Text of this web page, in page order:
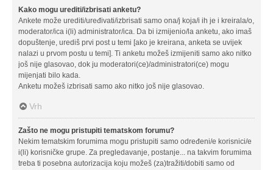
Kako mogu urediti/izbrisati anketu?
Ankete može urediti/uređivati/izbrisati samo ona/j koja/i ih je i kreirala/o,
moderator/ica i(li) administrator/ica. Da bi izmijenio/la anketu, ako imaš
dopuštenje, urediš prvi post u temi [ako je kreirana, anketa se uvijek
nalazi u prvom postu u temi]. Ti anketu možeš izmijeniti samo ako nitko
još nije glasovao, dok ju moderatori(ce)/administratori(ce) mogu
mijenjati bilo kada.
Anketu možeš izbrisati samo ako nitko još nije glasovao.
Vrh
Zašto ne mogu pristupiti tematskom forumu?
Nekim tematskim forumima mogu pristupiti samo određeni/e korisnici/e
i(li) korisničke grupe. Za pregledavanje, postanje... na takvim forumima
treba ti posebna autorizacija koju možeš (za)tražiti/dobiti samo od